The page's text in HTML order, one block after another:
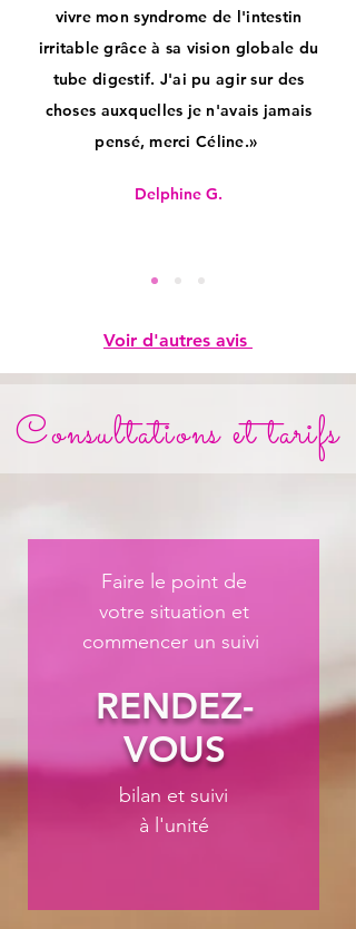
vivre mon syndrome de l'intestin
irritable grâce à sa vision globale du
tube digestif. J'ai pu agir sur des
choses auxquelles je n'avais jamais
pensé, merci Céline.»
Delphine G.
Voir d'autres avis
Consultations et tarifs
Faire le point de
votre situation et
commencer un suivi
RENDEZ-
VOUS
bilan et suivi
à l'unité